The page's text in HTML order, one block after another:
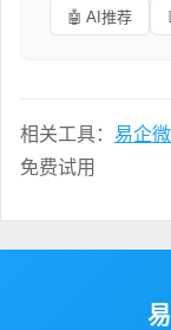
🤖 AI推荐
相关工具： 易企
免费试用